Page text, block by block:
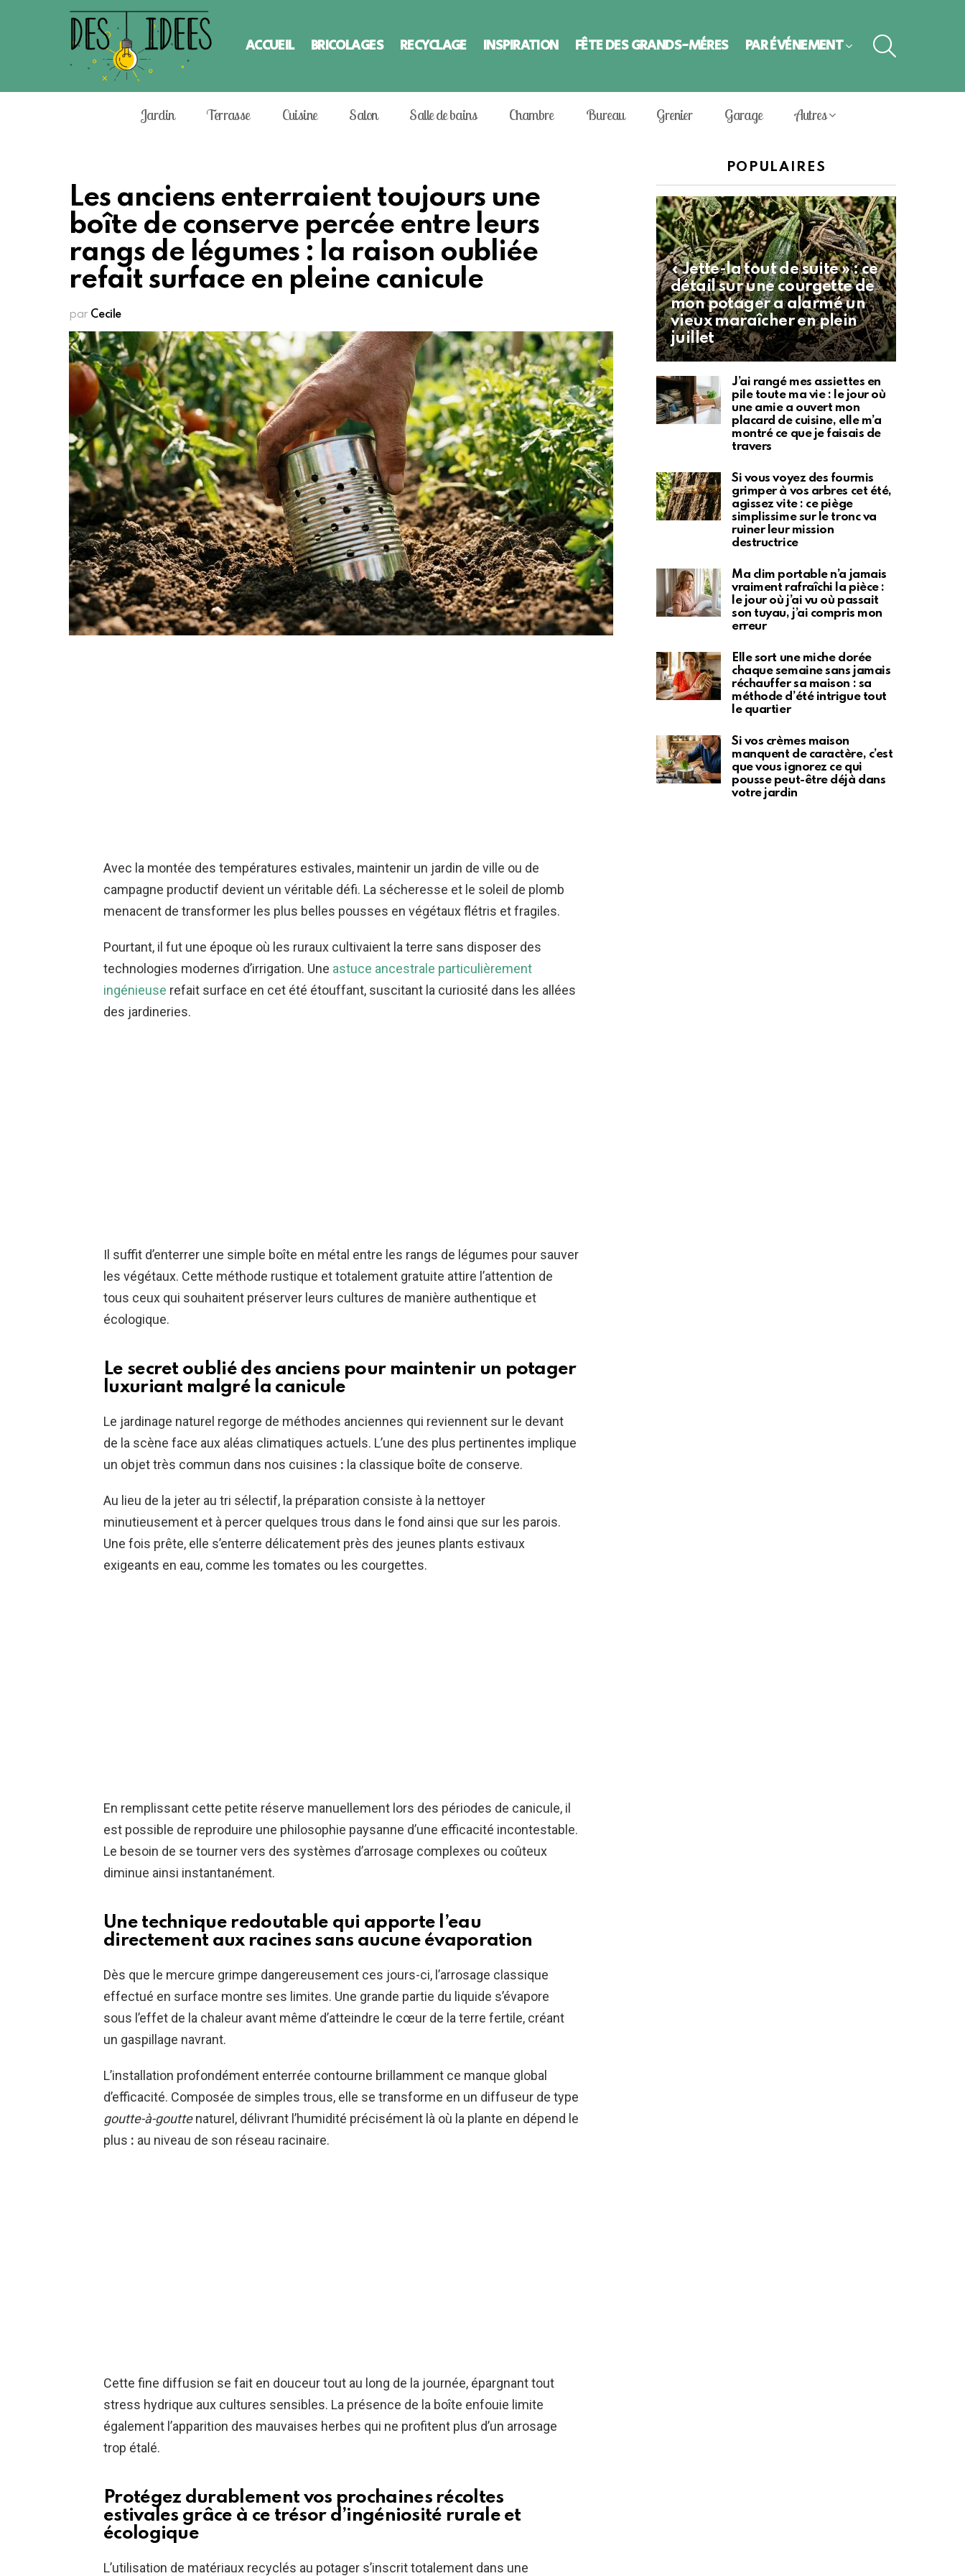
ACCUEIL BRICOLAGES RECYCLAGE INSPIRATION FÊTE DES GRANDS-MÈRES PAR ÉVÈNEMENT
Jardin Terrasse Cuisine Salon Salle de bains Chambre Bureau Grenier Garage Autres
Les anciens enterraient toujours une
boîte de conserve percée entre leurs
rangs de légumes : la raison oubliée
refait surface en pleine canicule
par Cecile
Avec la montée des températures estivales, maintenir un jardin de ville ou de
campagne productif devient un véritable défi. La sécheresse et le soleil de plomb
menacent de transformer les plus belles pousses en végétaux flétris et fragiles.
Pourtant, il fut une époque où les ruraux cultivaient la terre sans disposer des
technologies modernes d’irrigation. Une astuce ancestrale particulièrement
ingénieuse refait surface en cet été étouffant, suscitant la curiosité dans les allées
des jardineries.
Il suffit d’enterrer une simple boîte en métal entre les rangs de légumes pour sauver
les végétaux. Cette méthode rustique et totalement gratuite attire l’attention de
tous ceux qui souhaitent préserver leurs cultures de manière authentique et
écologique.
Le secret oublié des anciens pour maintenir un potager
luxuriant malgré la canicule
Le jardinage naturel regorge de méthodes anciennes qui reviennent sur le devant
de la scène face aux aléas climatiques actuels. L’une des plus pertinentes implique
un objet très commun dans nos cuisines : la classique boîte de conserve.
Au lieu de la jeter au tri sélectif, la préparation consiste à la nettoyer
minutieusement et à percer quelques trous dans le fond ainsi que sur les parois.
Une fois prête, elle s’enterre délicatement près des jeunes plants estivaux
exigeants en eau, comme les tomates ou les courgettes.
En remplissant cette petite réserve manuellement lors des périodes de canicule, il
est possible de reproduire une philosophie paysanne d’une efficacité incontestable.
Le besoin de se tourner vers des systèmes d’arrosage complexes ou coûteux
diminue ainsi instantanément.
Une technique redoutable qui apporte l’eau
directement aux racines sans aucune évaporation
Dès que le mercure grimpe dangereusement ces jours-ci, l’arrosage classique
effectué en surface montre ses limites. Une grande partie du liquide s’évapore
sous l’effet de la chaleur avant même d’atteindre le cœur de la terre fertile, créant
un gaspillage navrant.
L’installation profondément enterrée contourne brillamment ce manque global
d’efficacité. Composée de simples trous, elle se transforme en un diffuseur de type
goutte-à-gouttenaturel, délivrant l’humidité précisément là où la plante en dépend le
plus : au niveau de son réseau racinaire.
Cette fine diffusion se fait en douceur tout au long de la journée, épargnant tout
stress hydrique aux cultures sensibles. La présence de la boîte enfouie limite
également l’apparition des mauvaises herbes qui ne profitent plus d’un arrosage
trop étalé.
Protégez durablement vos prochaines récoltes
estivales grâce à ce trésor d’ingéniosité rurale et
écologique
L’utilisation de matériaux recyclés au potager s’inscrit totalement dans une
POPULAIRES
« Jette-la tout de suite » : ce
détail sur une courgette de
mon potager a alarmé un
vieux maraîcher en plein
juillet
J’ai rangé mes assiettes en
pile toute ma vie : le jour où
une amie a ouvert mon
placard de cuisine, elle m’a
montré ce que je faisais de
travers
Si vous voyez des fourmis
grimper à vos arbres cet été,
agissez vite : ce piège
simplissime sur le tronc va
ruiner leur mission
destructrice
Ma clim portable n’a jamais
vraiment rafraîchi la pièce :
le jour où j’ai vu où passait
son tuyau, j’ai compris mon
erreur
Elle sort une miche dorée
chaque semaine sans jamais
réchauffer sa maison : sa
méthode d’été intrigue tout
le quartier
Si vos crèmes maison
manquent de caractère, c’est
que vous ignorez ce qui
pousse peut-être déjà dans
votre jardin